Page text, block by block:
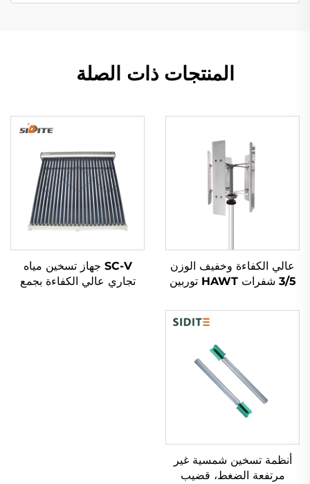
المنتجات ذات الصلة
عالي الكفاءة وخفيف الوزن
3/5 شفرات HAWT توربين
المنخفضة، إنتاج باستخدام
سبائك الألومنيوم المصهورة
بالحقن
SC-V جهاز تسخين مياه
تجاري عالي الكفاءة بجمع
أنظمة تسخين شمسية غير
مرتفعة الضغط، قضيب